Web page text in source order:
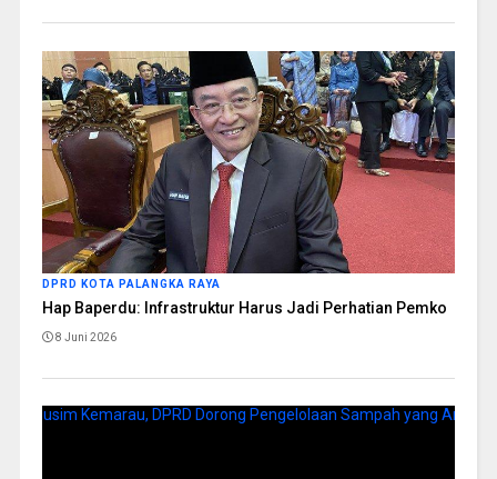
DPRD KOTA PALANGKA RAYA
Hap Baperdu: Infrastruktur Harus Jadi Perhatian Pemko
8 Juni 2026